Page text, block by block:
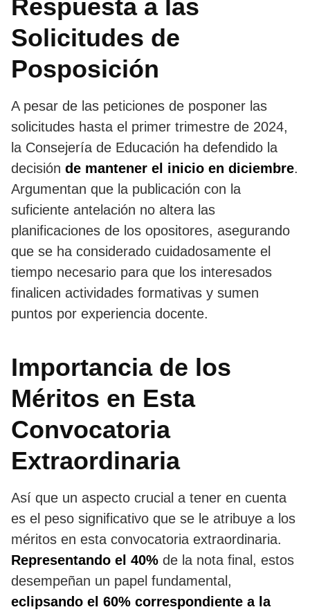
Respuesta a las
Solicitudes de
Posposición
A pesar de las peticiones de posponer las
solicitudes hasta el primer trimestre de 2024,
la Consejería de Educación ha defendido la
decisión de mantener el inicio en diciembre.
Argumentan que la publicación con la
suficiente antelación no altera las
planificaciones de los opositores, asegurando
que se ha considerado cuidadosamente el
tiempo necesario para que los interesados
finalicen actividades formativas y sumen
puntos por experiencia docente.
Importancia de los
Méritos en Esta
Convocatoria
Extraordinaria
Así que un aspecto crucial a tener en cuenta
es el peso significativo que se le atribuye a los
méritos en esta convocatoria extraordinaria.
Representando el 40% de la nota final, estos
desempeñan un papel fundamental,
eclipsando el 60% correspondiente a la